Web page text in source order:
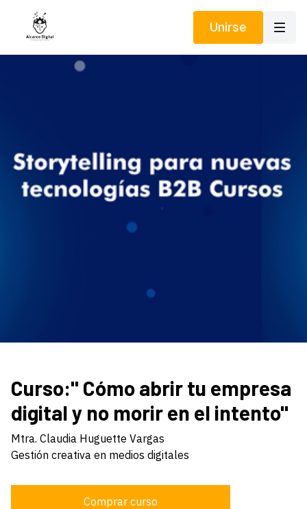
Unirse
Curso:" Cómo abrir tu empresa
digital y no morir en el intento"
Mtra. Claudia Huguette Vargas
Gestión creativa en medios digitales
Comprar curso